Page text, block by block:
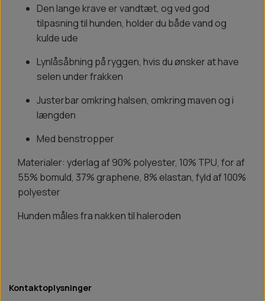
Den lange krave er vandtæt, og ved god
tilpasning til hunden, holder du både vand og
kulde ude
Lynlåsåbning på ryggen, hvis du ønsker at have
selen under frakken
Justerbar omkring halsen, omkring maven og i
længden
Med benstropper
Materialer: yderlag af 90% polyester, 10% TPU, for af
55% bomuld, 37% graphene, 8% elastan, fyld af 100%
polyester
Hunden måles fra nakken til haleroden
Kontaktoplysninger